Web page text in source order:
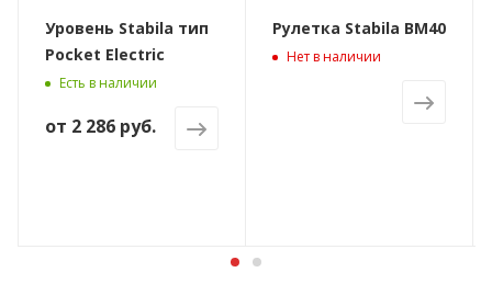
Уровень Stabila тип
Pocket Electric
Есть в наличии
от 2 286 руб.
Рулетка Stabila BM40
Нет в наличии